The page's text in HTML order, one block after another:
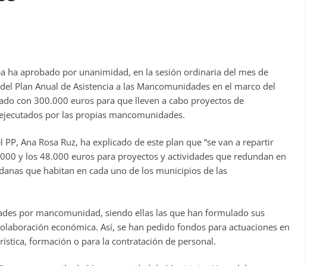
ha aprobado por unanimidad, en la sesión ordinaria del mes de
Plan Anual de Asistencia a las Mancomunidades en el marco del
con 300.000 euros para que lleven a cabo proyectos de
por las propias mancomunidades.
Ana Rosa Ruz, ha explicado de este plan que “se van a repartir
y los 48.000 euros para proyectos y actividades que redundan en
que habitan en cada uno de los municipios de las
por mancomunidad, siendo ellas las que han formulado sus
económica. Así, se han pedido fondos para actuaciones en
formación o para la contratación de personal.